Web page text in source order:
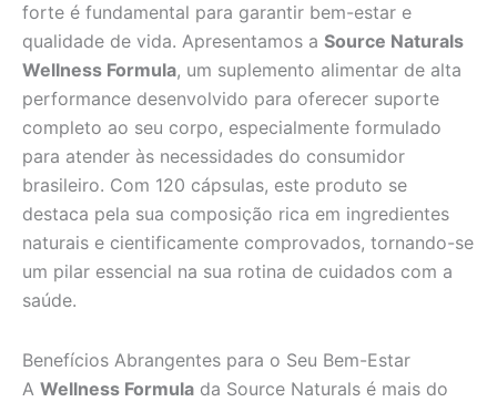
forte é fundamental para garantir bem-estar e
qualidade de vida. Apresentamos a Source Naturals
Wellness Formula, um suplemento alimentar de alta
performance desenvolvido para oferecer suporte
completo ao seu corpo, especialmente formulado
para atender às necessidades do consumidor
brasileiro. Com 120 cápsulas, este produto se
destaca pela sua composição rica em ingredientes
naturais e cientificamente comprovados, tornando-se
um pilar essencial na sua rotina de cuidados com a
saúde.
Benefícios Abrangentes para o Seu Bem-Estar
A Wellness Formula da Source Naturals é mais do